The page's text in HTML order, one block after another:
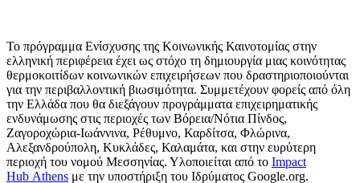
Το πρόγραμμα Ενίσχυσης της Κοινωνικής Καινοτομίας στην
ελληνική περιφέρεια έχει ως στόχο τη δημιουργία μιας κοινότητας
θερμοκοιτίδων κοινωνικών επιχειρήσεων που δραστηριοποιούνται
για την περιβαλλοντική βιωσιμότητα. Συμμετέχουν φορείς από όλη
την Ελλάδα που θα διεξάγουν προγράμματα επιχειρηματικής
ενδυνάμωσης στις περιοχές των Βόρεια/Νότια Πίνδος,
Ζαγοροχώρια-Ιωάννινα, Ρέθυμνο, Καρδίτσα, Φλώρινα,
Αλεξανδρούπολη, Κυκλάδες, Καλαμάτα, και στην ευρύτερη
περιοχή του νομού Μεσσηνίας. Υλοποιείται από το Impact
Hub Athens με την υποστήριξη του Ιδρύματος Google.org.